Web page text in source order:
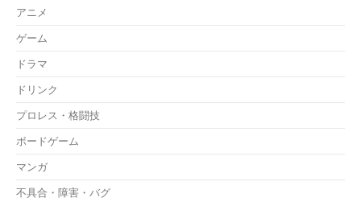
アニメ
ゲーム
ドラマ
ドリンク
プロレス・格闘技
ボードゲーム
マンガ
不具合・障害・バグ